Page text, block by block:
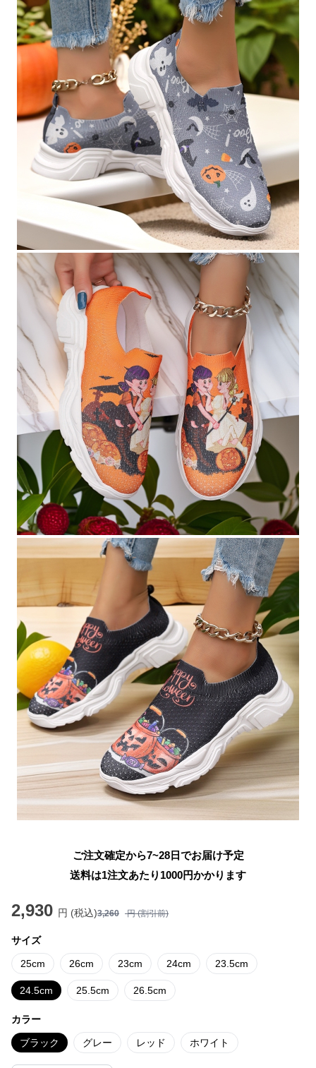
ご注文確定から7~28日でお届け予定
送料は1注文あたり 1000円かかります
2,930 円 (税込)3,260 円 (割引前)
サイズ
25cm 26cm 23cm 24cm 23.5cm
24.5cm 25.5cm 26.5cm
カラー
ブラック グレー レッド ホワイト